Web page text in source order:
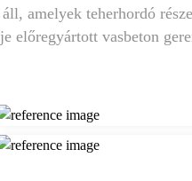
amelyek teherhordó
előregyártott vasbeton